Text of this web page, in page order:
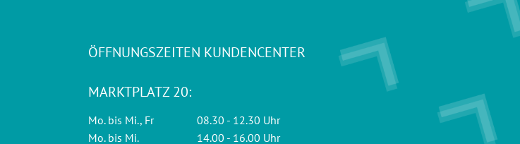
ÖFFNUNGSZEITEN KUNDENCENTER
MARKTPLATZ 20:
Mo. bis Mi., Fr
08.30 - 12.30 Uhr
Mo. bis Mi.
14.00 - 16.00 Uhr